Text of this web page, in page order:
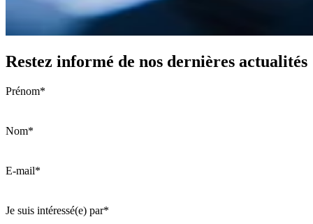
Restez informé de nos dernières actualités
Prénom*
Nom*
E-mail*
Je suis intéressé(e) par*